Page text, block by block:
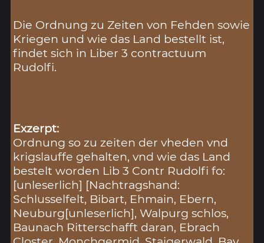
Die Ordnung zu Zeiten von Fehden sowie
Kriegen und wie das Land bestellt ist,
findet sich in Liber 3 contractuum
Rudolfi.
Exzerpt:
Ordnung so zu zeiten der vheden vnd
krigslauffe gehalten, vnd wie das Land
bestelt worden Lib 3 Contr Rudolfi fo:
[unleserlich] [Nachtragshand:
Schlusselfelt, Bibart, Ehmain, Ebern,
Neuburg[unleserlich], Walpurg schlos,
Baunach Ritterschafft daran, Ebrach